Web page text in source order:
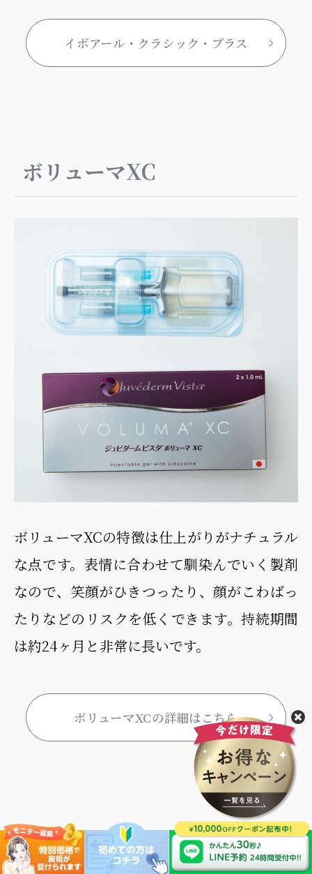
イボアール・クラシック・プラス
ボリューマXC
ボリューマXCの特徴は仕上がりがナチュラル
な点です。表情に合わせて馴染んでいく製剤
なので、笑顔がひきつったり、顔がこわばっ
たりなどのリスクを低くできます。持続期間
は約24ヶ月と非常に長いです。
ボリューマXCの詳細はこちら
ボリフトXC